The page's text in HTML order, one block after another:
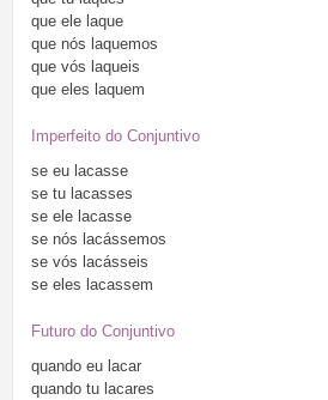
que ele laque
que nós laquemos
que vós laqueis
que eles laquem
Imperfeito do Conjuntivo
se eu lacasse
se tu lacasses
se ele lacasse
se nós lacássemos
se vós lacásseis
se eles lacassem
Futuro do Conjuntivo
quando eu lacar
quando tu lacares